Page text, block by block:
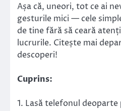
Așa că, uneori, tot ce ai
gesturile mici — cele
de tine fără să ceară
lucrurile. Citește mai
descoperi!
Cuprins:
1. Lasă telefonul